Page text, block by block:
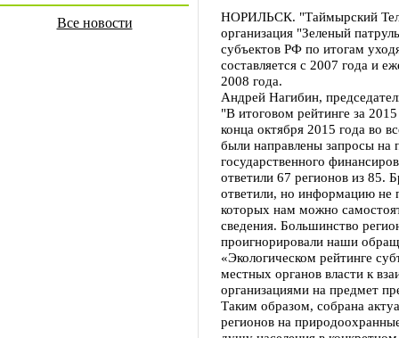
Все новости
НОРИЛЬСК. "Таймырский
организация "Зеленый
субъектов РФ по итогам
составляется с 2007 года и
2008 года.
Андрей Нагибин,
"В итоговом рейтинге за
конца октября 2015 года во
были направлены запросы
государственного
ответили 67 регионов из 85.
ответили, но информацию не
которых нам можно
сведения. Большинство
проигнорировали наши
«Экологическом рейтинге
местных органов власти к
организациями на предмет
Таким образом, собрана
регионов на